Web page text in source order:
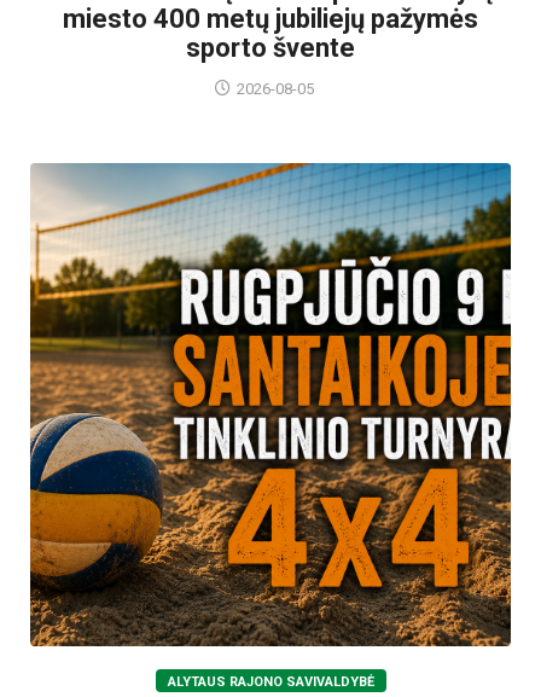
miesto 400 metų jubiliejų pažymės
sporto švente
2026-08-05
ALYTAUS RAJONO SAVIVALDYBĖ